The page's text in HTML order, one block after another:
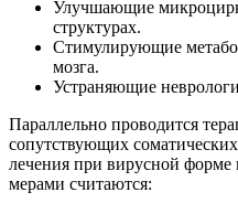
Улучшающие
структурах.
Стимулирующие
мозга.
Устраняющие
Параллельно проводится
сопутствующих
лечения при вирусной
мерами считаются: